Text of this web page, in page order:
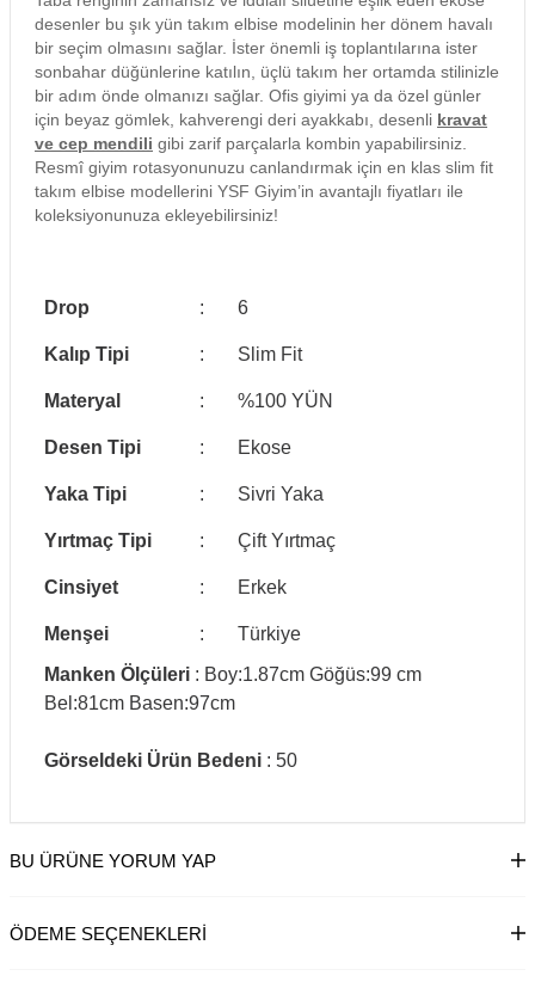
desenler bu şık yün takım elbise modelinin her dönem havalı
bir seçim olmasını sağlar. İster önemli iş toplantılarına ister
sonbahar düğünlerine katılın, üçlü takım her ortamda stilinizle
bir adım önde olmanızı sağlar. Ofis giyimi ya da özel günler
için beyaz gömlek, kahverengi deri ayakkabı, desenli kravat
ve cep mendili gibi zarif parçalarla kombin yapabilirsiniz.
Resmî giyim rotasyonunuzu canlandırmak için en klas slim fit
takım elbise modellerini YSF Giyim’in avantajlı fiyatları ile
koleksiyonunuza ekleyebilirsiniz!
Drop : 6
Kalıp Tipi : Slim Fit
Materyal : %100 YÜN
Desen Tipi : Ekose
Yaka Tipi : Sivri Yaka
Yırtmaç Tipi : Çift Yırtmaç
Cinsiyet : Erkek
Menşei :
Türkiye
Manken Ölçüleri : Boy:1.87cm Göğüs:99 cm
Bel:81cm Basen:97cm
Görseldeki Ürün Bedeni : 50
BU ÜRÜNE YORUM YAP
ÖDEME SEÇENEKLERI